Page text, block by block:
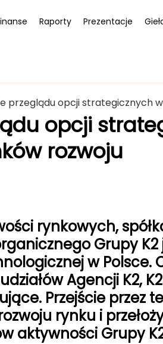
Raporty Prezentacje
przeglądu opcji strategicznych
opcji
rozwoju
rynkowych,
Grupy K2
w Polsce.
Agencji K2,
Przejście przez
rynku i
aktywności Grupy